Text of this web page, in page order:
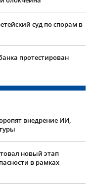
суд по спорам в
протестирован
внедрение ИИ,
новый этап
в рамках